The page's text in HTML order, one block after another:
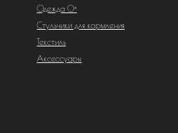
Одежда 0+
Стульчики для кормления
Текстиль
Аксессуары